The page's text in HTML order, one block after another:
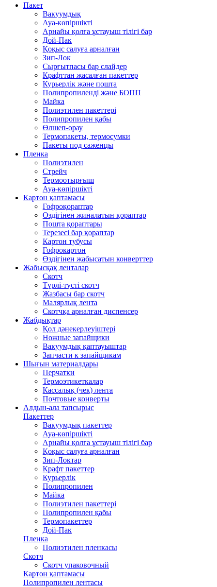
Пакет
Вакуумдық
Ауа-көпіршікті
Арнайы қолға ұстауыш тілігі бар
Дой-Пак
Қоқыс салуға арналған
Зип-Лок
Сырғытпасы бар слайдер
Крафттан жасалған пакеттер
Курьерлік және пошта
Полипропиленді және БОПП
Майка
Полиэтилен пакеттері
Полипропилен қабы
Өлшеп-орау
Термопакеты, термосумки
Пакеты под саженцы
Пленка
Полиэтилен
Стрейч
Термоотырғыш
Ауа-көпіршікті
Картон қаптамасы
Гофроқораптар
Өздігінен жиналатын қораптар
Пошта қораптары
Терезесі бар қораптар
Картон тубусы
Гофрокартон
Өздігінен жабысатын конверттер
Жабысқақ ленталар
Скотч
Түрлі-түсті скотч
Жазбасы бар скотч
Малярлық лента
Скотчқа арналған диспенсер
Жабдықтар
Қол дәнекерлеуіштері
Ножные запайщики
Вакуумдық қаптауыштар
Запчасти к запайщикам
Шығын материалдары
Перчатки
Термоэтикеткалар
Кассалық (чек) лента
Почтовые конверты
Алдын-ала тапсырыс
Пакеттер
Вакуумдық пакеттер
Ауа-көпіршікті
Арнайы қолға ұстауыш тілігі бар
Қоқыс салуға арналған
Зип-Локтар
Крафт пакеттер
Курьерлік
Полипропилен
Майка
Полиэтилен пакеттері
Полипропилен қабы
Термопакеттер
Дой-Пак
Пленка
Полиэтилен пленкасы
Скотч
Скотч упаковочный
Картон қаптамасы
Полипропилен лентасы